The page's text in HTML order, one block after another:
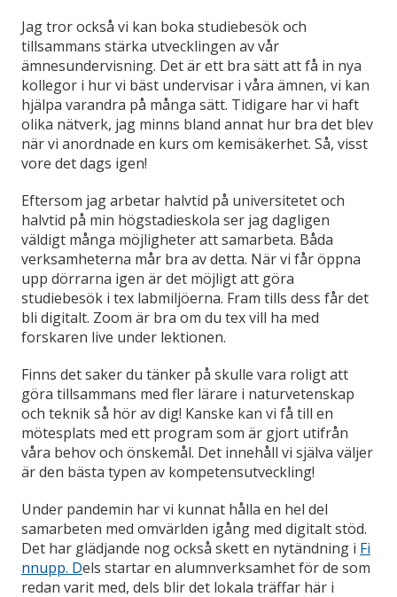
Jag tror också vi kan boka studiebesök och
tillsammans stärka utvecklingen av vår
ämnesundervisning. Det är ett bra sätt att få in nya
kollegor i hur vi bäst undervisar i våra ämnen, vi kan
hjälpa varandra på många sätt. Tidigare har vi haft
olika nätverk, jag minns bland annat hur bra det blev
när vi anordnade en kurs om kemisäkerhet. Så, visst
vore det dags igen!
Eftersom jag arbetar halvtid på universitetet och
halvtid på min högstadieskola ser jag dagligen
väldigt många möjligheter att samarbeta. Båda
verksamheterna mår bra av detta. När vi får öppna
upp dörrarna igen är det möjligt att göra
studiebesök i tex labmiljöerna. Fram tills dess får det
bli digitalt. Zoom är bra om du tex vill ha med
forskaren live under lektionen.
Finns det saker du tänker på skulle vara roligt att
göra tillsammans med fler lärare i naturvetenskap
och teknik så hör av dig! Kanske kan vi få till en
mötesplats med ett program som är gjort utifrån
våra behov och önskemål. Det innehåll vi själva väljer
är den bästa typen av kompetensutveckling!
Under pandemin har vi kunnat hålla en hel del
samarbeten med omvärlden igång med digitalt stöd.
Det har glädjande nog också skett en nytändning i Fi
nnupp. Dels startar en alumnverksamhet för de som
redan varit med, dels blir det lokala träffar här i